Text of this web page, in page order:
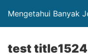
Mengetahui Banyak
test title1524